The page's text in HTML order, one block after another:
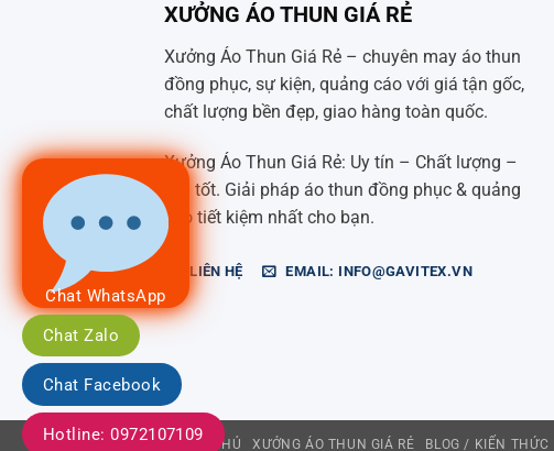
Chat WhatsApp
Chat Zalo
Chat Facebook
Hotline: 0972107109
XƯỞNG ÁO THUN GIÁ RẺ
Xưởng Áo Thun Giá Rẻ – chuyên may áo thun
đồng phục, sự kiện, quảng cáo với giá tận gốc,
chất lượng bền đẹp, giao hàng toàn quốc.
Xưởng Áo Thun Giá Rẻ: Uy tín – Chất lượng –
Giá tốt. Giải pháp áo thun đồng phục & quảng
cáo tiết kiệm nhất cho bạn.
LIÊN HỆ EMAIL: INFO@GAVITEX.VN
TRANG CHỦ XƯỞNG ÁO THUN GIÁ RẺ BLOG / KIẾN THỨC